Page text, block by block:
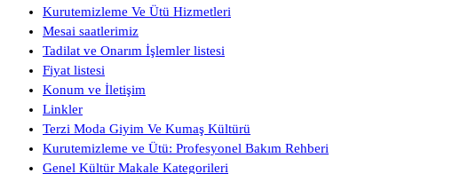
Kurutemizleme Ve Ütü Hizmetleri
Mesai saatlerimiz
Tadilat ve Onarım İşlemler listesi
Fiyat listesi
Konum ve İletişim
Linkler
Terzi Moda Giyim Ve Kumaş Kültürü
Kurutemizleme ve Ütü: Profesyonel Bakım Rehberi
Genel Kültür Makale Kategorileri